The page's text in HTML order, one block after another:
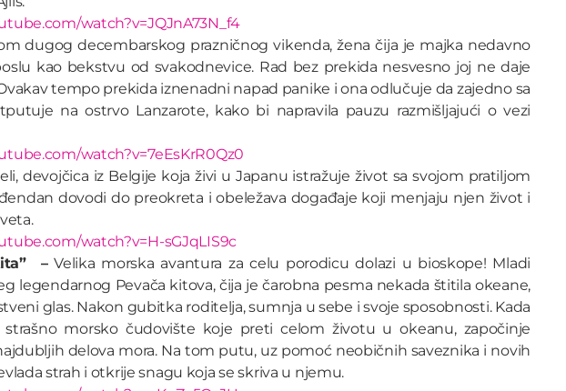
watch?v=JQJnA73N_f4
dugog decembarskog prazničnog vikenda, žena čija je majka nedavno
kao bekstvu od svakodnevice. Rad bez prekida nesvesno joj ne daje
tempo prekida iznenadni napad panike i ona odlučuje da zajedno sa
na ostrvo Lanzarote, kako bi napravila pauzu razmišljajući o vezi
watch?v=7eEsKrR0Qz0
devojčica iz Belgije koja živi u Japanu istražuje život sa svojom pratiljom
dovodi do preokreta i obeležava događaje koji menjaju njen život i
watch?v=H-sGJqLIS9c
–Velika morska avantura za celu porodicu dolazi u bioskope! Mladi
legendarnog Pevača kitova, čija je čarobna pesma nekada štitila okeane,
glas. Nakon gubitka roditelja, sumnja u sebe i svoje sposobnosti. Kada
strašno morsko čudovište koje preti celom životu u okeanu, započinje
delova mora. Na tom putu, uz pomoć neobičnih saveznika i novih
strah i otkrije snagu koja se skriva u njemu.